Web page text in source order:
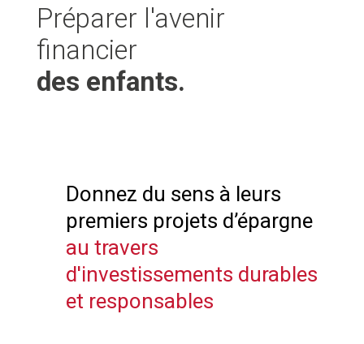
Préparer l'avenir
financier
des enfants.
Donnez du sens à leurs
premiers projets d’épargne
au travers
d'investissements durables
et responsables